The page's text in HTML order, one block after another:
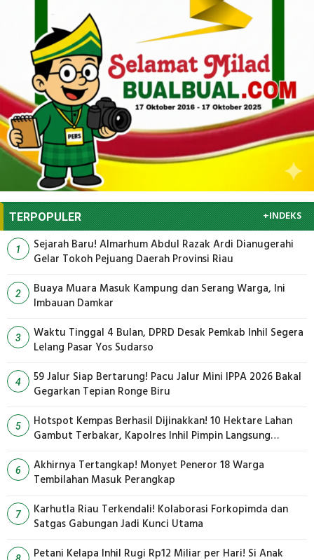
TERPOPULER +INDEKS
1
Sejarah Baru! Almarhum Abdul Razak Ardi Dianugerahi
Gelar Tokoh Pejuang Daerah Provinsi Riau
2
Buaya Muara Masuk Kampung dan Serang Warga, Ini
Imbauan Damkar
3
Waktu Tinggal 4 Bulan, DPRD Desak Pemkab Inhil Segera
Lelang Pasar Yos Sudarso
4
59 Jalur Siap Bertarung! Pacu Jalur Mini IPPA 2026 Bakal
Gegarkan Tepian Ronge Biru
5
Hotspot Kempas Berhasil Dijinakkan! 10 Hektare Lahan
Gambut Terbakar, Kapolres Inhil Pimpin Langsung
6
Akhirnya Tertangkap! Monyet Peneror 18 Warga
Tembilahan Masuk Perangkap
7
Karhutla Riau Terkendali! Kolaborasi Forkopimda dan
Satgas Gabungan Jadi Kunci Utama
Petani Kelapa Inhil Rugi Rp12 Miliar per Hari! Si Anak